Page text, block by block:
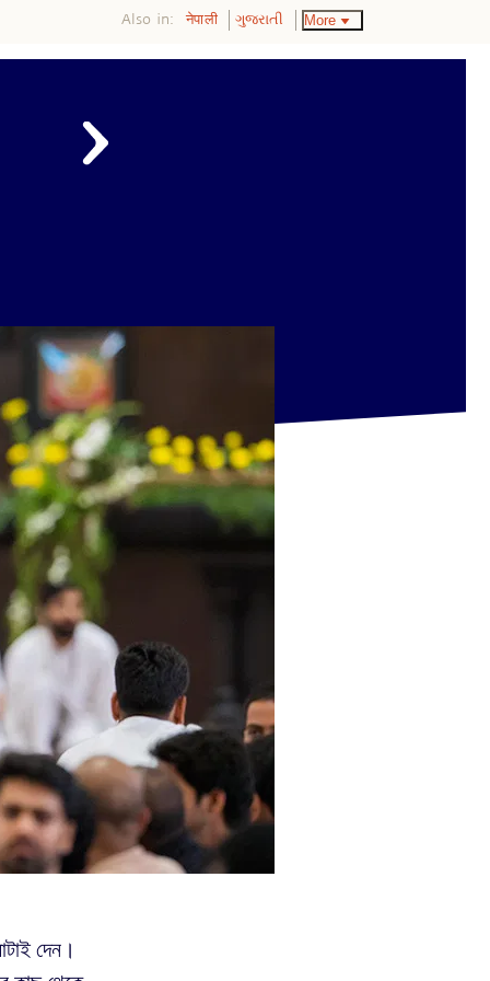
Also in: नेपाली ગુજરાતી More
দেন।